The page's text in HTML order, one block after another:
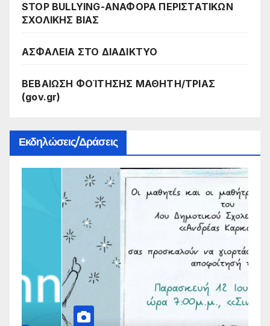
STOP BULLYING-ΑΝΑΦΟΡΑ ΠΕΡΙΣΤΑΤΙΚΩΝ
ΣΧΟΛΙΚΗΣ ΒΙΑΣ
ΑΣΦΑΛΕΙΑ ΣΤΟ ΔΙΑΔΙΚΤΥΟ
ΒΕΒΑΙΩΣΗ ΦΟΊΤΗΣΗΣ ΜΑΘΗΤΗ/ΤΡΙΑΣ
(gov.gr)
Εκδηλώσεις/Δράσεις